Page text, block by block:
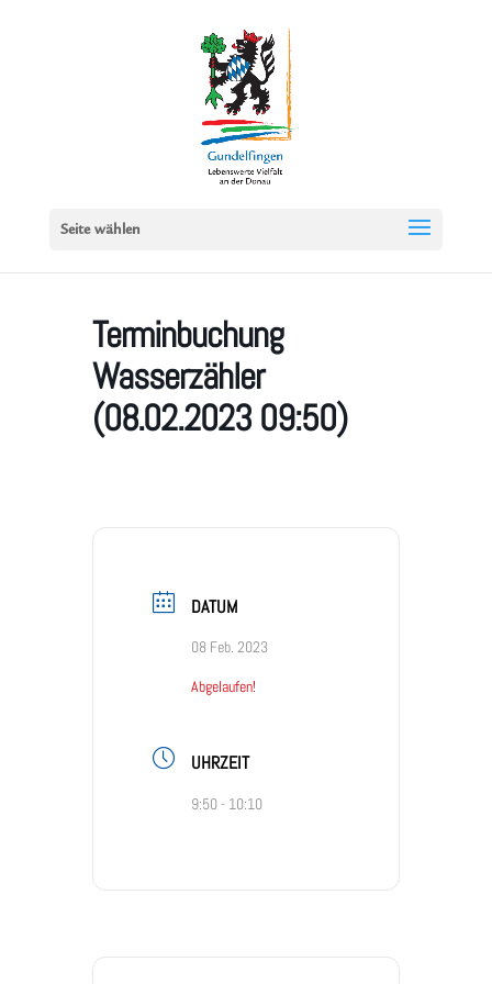
Seite wählen
Terminbuchung
Wasserzähler
(08.02.2023 09:50)
DATUM
08 Feb. 2023
Abgelaufen!
UHRZEIT
9:50 - 10:10